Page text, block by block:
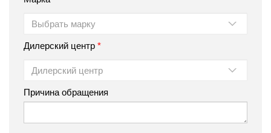
Выбрать марку
Дилерский центр
Дилерский центр
Причина обращения